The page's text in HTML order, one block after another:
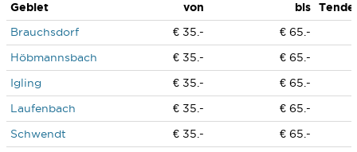
Gebiet
von
bis
Brauchsdorf
€ 35.-
€ 65.-
Höbmannsbach
€ 35.-
€ 65.-
Igling
€ 35.-
€ 65.-
Laufenbach
€ 35.-
€ 65.-
Schwendt
€ 35.-
€ 65.-